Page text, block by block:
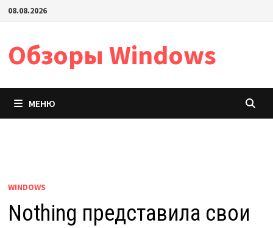
Перейти
содержимому
08.08.2026
Обзоры Windows
МЕНЮ
WINDOWS
Nothing представила свои